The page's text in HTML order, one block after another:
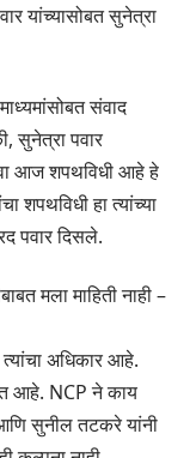
यांच्यासोबत सुनेत्रा
संवाद
सुनेत्रा पवार
आज शपथविधी आहे हे
शपथविधी हा त्यांच्या
पवार दिसले.
मला माहिती नाही –
अधिकार आहे.
आहे. NCP ने काय
सुनील तटकरे यांनी